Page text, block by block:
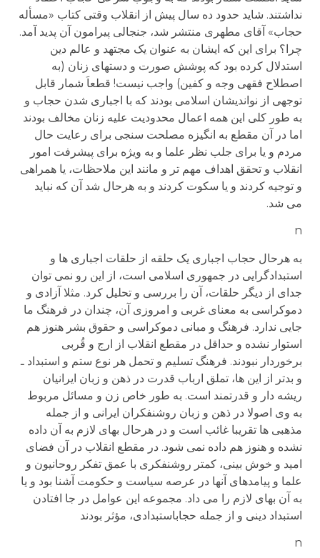
نداشتند. شاید حدود ده سال پیش از انقلاب وقتی کتاب «مسأله
حجاب» آقای مطهری منتشر شد، جنجالی پیرامون آن پدید آمد.
چرا؟ برای این که ایشان به عنوان یک مجتهد و عالم دین
استدلال کرده بود که پوشش صورت و دستهای زنان (به
اصطلاح فقهی وجه و کفین) واجب نیست! قطعاَ شمار قابل
توجهی از نواندیشان اسلامی بودند که با اجباری شدن حجاب و
به طور کلی این همه اعمال محدودیت علیه زنان مخالف بودند
اما در آن مقطع به انگیزه مصلحت سنجی برای رعایت حال
مردم و یا برای جلب نظر علما و به ویژه برای پیشرفت امور
انقلاب و تحقق اهداف مهم تر و مانند این ملاحظات، یا همراهی
و توجیه کردند و یا سکوت کردند و به هرحال شد آن که نباید
می شد.
n
به هرحال حجاب اجباری یک حلقه از حلقات اجباری ها و
استبدادگرایی در جمهوری اسلامی است، از این رو نمی توان
جدای از دیگر حلقات، آن را بررسی و تحلیل کرد. مثلا آزادی و
دموکراسی به معنای غربی و امروزی آن، چندان در فرهنگ ما
جایی ندارد. فرهنگ و مبانی دموکراسی و حقوق بشر هنوز هم
استوار نشده و حداقل در مقطع انقلاب از ارج و قُربی
برخوردار نبودند. فرهنگ تسلیم و تحمل هر نوع ستم و استبداد ـ
و بدتر از این ها، تملق ارباب قدرت در ذهن و زبان ایرانیان
ریشه دار و قدرتمند است. به طور خاص زن و مسائل مربوط
به وی اصولا در ذهن و زبان روشنفکران ایرانی و از جمله
مذهبی ها تقریبا غائب است و در هرحال بهای لازم به آن داده
نشده و هنوز هم داده نمی شود. در مقطع انقلاب در آن فضای
امید و خوش بینی، کمتر روشنفکری با عمق تفکر روحانیون و
علما و پیامدهای آنها در عرصه سیاست و حکومت آشنا بود و یا
به آن بهای لازم را می داد. مجموعه این عوامل در جا افتادن
استبداد دینی و از جمله حجاباستبدادی، مؤثر بودند
n